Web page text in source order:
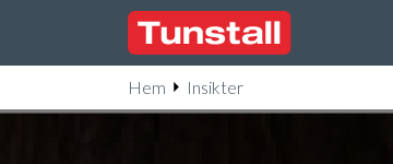
Hem Insikter